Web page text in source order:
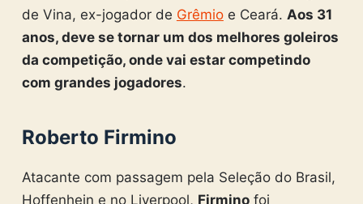
de Vina, ex-jogador de Grêmioe Ceará. Aos 31
anos, deve se tornar um dos melhores goleiros
da competição, onde vai estar competindo
com grandes jogadores.
Roberto Firmino
Atacante com passagem pela Seleção do Brasil,
Hoffenhein e no Liverpool, Firminofoi